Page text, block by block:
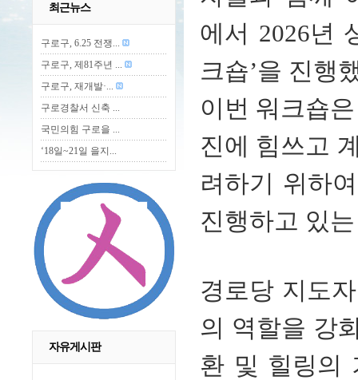
최근뉴스
구로구, 6.25 전쟁...
구로구, 제81주년 ...
구로구, 재개발·...
구로경찰서 신축 ...
국민의힘 구로을 ...
‘18일~21일 을지...
자유게시판
에서 2026년
크숍’을 진행
이번 워크숍
진에 힘쓰고
려하기 위하
진행하고 있
경로당 지도
의 역할을 강
환 및 힐링의